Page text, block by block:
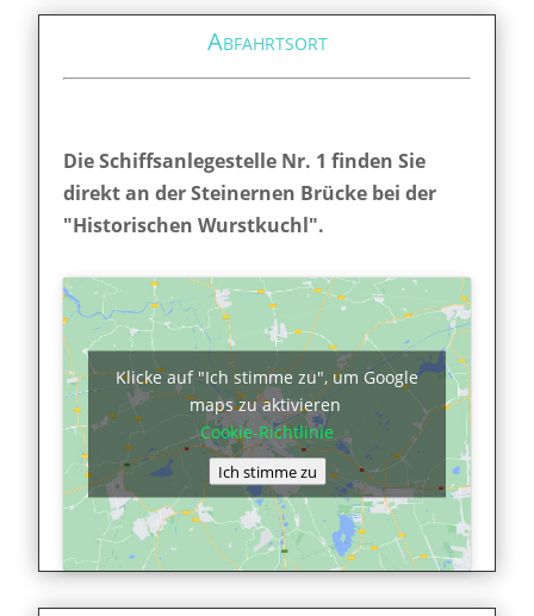
Abfahrtsort
Die Schiffsanlegestelle Nr. 1 finden Sie
direkt an der Steinernen Brücke bei der
"Historischen Wurstkuchl".
Klicke auf "Ich stimme zu", um Google
maps zu aktivieren
Cookie-Richtlinie
Ich stimme zu